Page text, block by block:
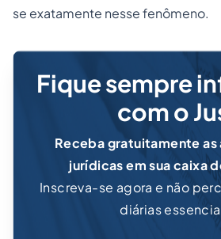
se exatamente nesse fenômeno.
Fique sempre
com o
Receba gratuitamente as
jurídicas em sua caixa
Inscreva-se agora e não
diárias